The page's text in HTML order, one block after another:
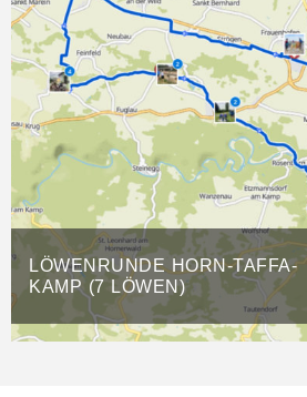
LÖWENRUNDE HORN-TAFFA-
KAMP (7 LÖWEN)